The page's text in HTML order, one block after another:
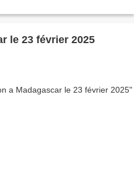
le 23 février 2025